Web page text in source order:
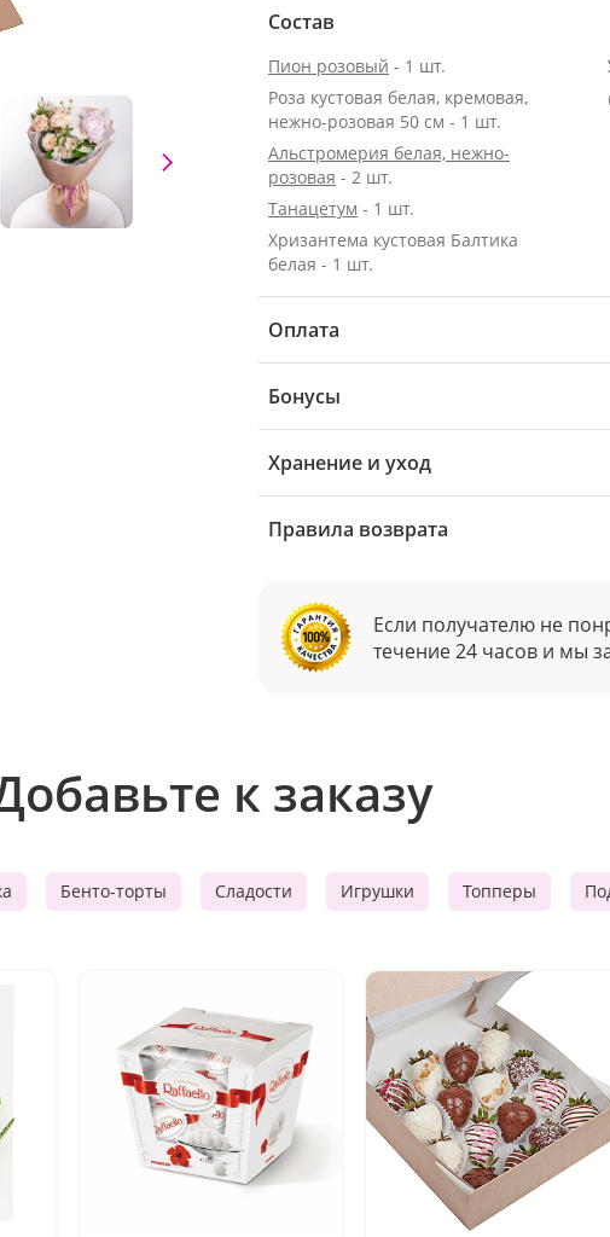
Состав
Пион розовый - 1 шт.
Роза кустовая белая, кремовая,
нежно-розовая 50 см - 1 шт.
Альстромерия белая, нежно-
розовая - 2 шт.
Танацетум - 1 шт.
Хризантема кустовая Балтика
белая - 1 шт.
Оплата
Бонусы
Хранение и уход
Правила возврата
Если получателю не
течение 24 часов и мы
к заказу
Бенто-торты Сладости Игрушки Топперы